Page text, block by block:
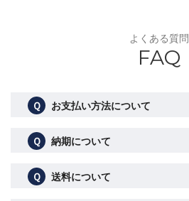
よくある質問
FAQ
Ｑ お支払い方法について
Ｑ 納期について
Ｑ 送料について